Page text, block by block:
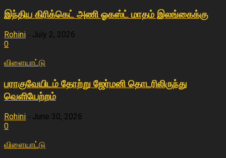
இந்திய கிரிக்கெட் அணி ஓகஸ்ட் மாதம் இலங்கைக்கு
Rohini - July 2, 2026
0
விளையா‌ட்டு
பராகுவேயிடம் தோற்று ஜேர்மனி தொடரிலிருந்து
வெளியேற்றம்
Rohini - June 30, 2026
0
விளையா‌ட்டு